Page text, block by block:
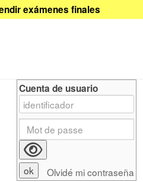
exámenes finales
Cuenta de usuario
Olvidé mi contraseña